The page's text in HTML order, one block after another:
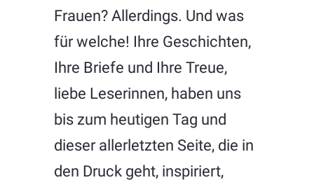
Frauen? Allerdings. Und was
für welche! Ihre Geschichten,
Ihre Briefe und Ihre Treue,
liebe Leserinnen, haben uns
bis zum heutigen Tag und
dieser allerletzten Seite, die in
den Druck geht, inspiriert,